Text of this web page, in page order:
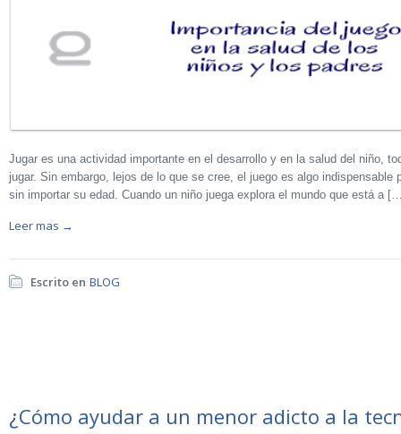
Jugar es una actividad importante en el desarrollo y en la salud del niño,
jugar. Sin embargo, lejos de lo que se cree, el juego es algo indispensable
sin importar su edad. Cuando un niño juega explora el mundo que está a
Leer mas →
Escrito en BLOG
¿Cómo ayudar a un menor adicto a la